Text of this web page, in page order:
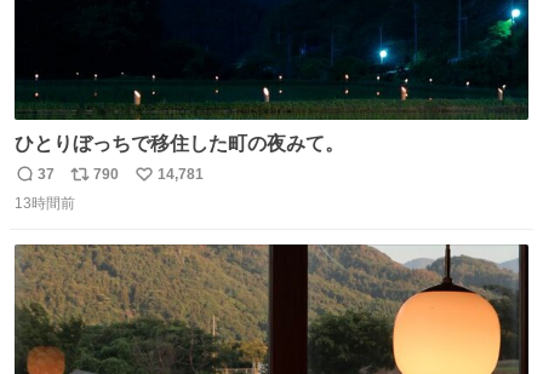
ひとりぼっちで移住した町の夜みて。
返
信
37
リ
ポ
ト
数
790
い
数
14,781
13時間前